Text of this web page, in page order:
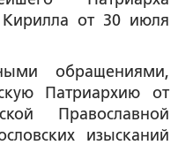
Кирилла от 30 июля
обращениями,
Патриархию от
Православной
изысканий